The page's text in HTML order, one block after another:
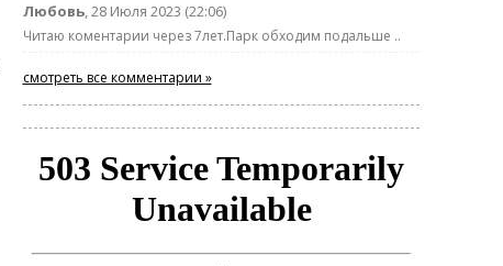
Любовь, 28 Июля 2023 (22:06)
Читаю коментарии через 7лет.Парк обходим подальше ..
смотреть все комментарии »